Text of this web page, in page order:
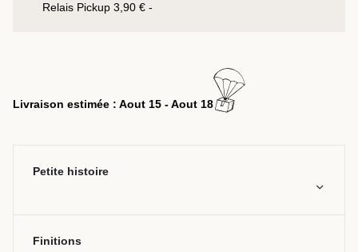
Relais Pickup 3,90 € -
Livraison estimée : Aout 15 - Aout 18
Petite histoire
Finitions